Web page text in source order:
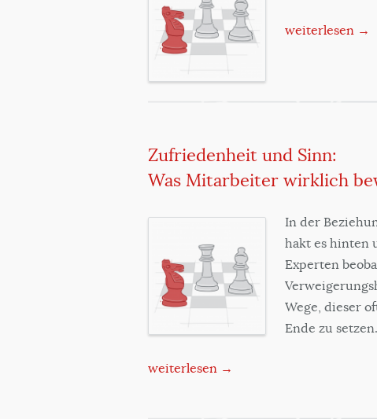
weiterlesen →
Zufriedenheit und Sinn:
Was Mitarbeiter wirklich
In der
hakt es hinten
Experten
Wege, dieser
Ende zu setzen.
weiterlesen →